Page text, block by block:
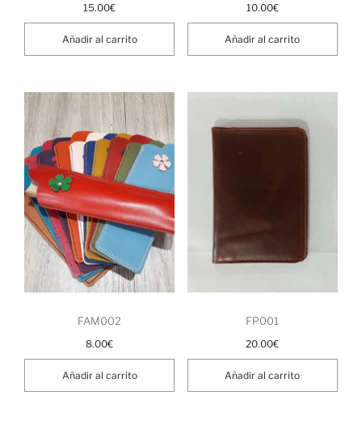
15.00€
Añadir al carrito
10.00€
Añadir al carrito
FAM002
8.00€
Añadir al carrito
FP001
20.00€
Añadir al carrito